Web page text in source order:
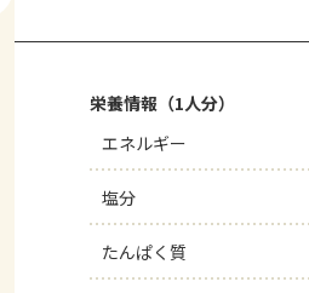
栄養情報（1人分）
エネルギー
塩分
たんぱく質